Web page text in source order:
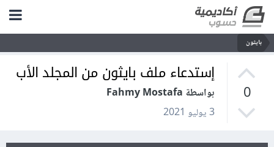
بايثون
0
إستدعاء ملف بايثون من المجلد الأب
بواسطة Fahmy Mostafa
3 يوليو 2021